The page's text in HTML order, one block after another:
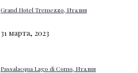
Grand Hotel Tremezzo, Италия
31 марта, 2023
Passalacqua Lago di Como, Италия